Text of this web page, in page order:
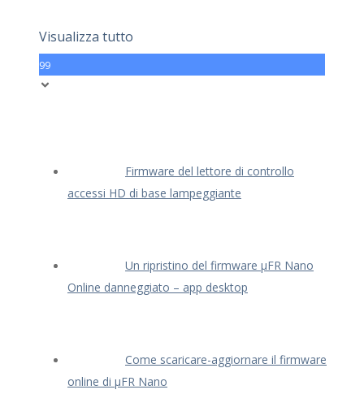
Visualizza tutto
99
Firmware del lettore di controllo
accessi HD di base lampeggiante
Un ripristino del firmware μFR Nano
Online danneggiato – app desktop
Come scaricare-aggiornare il firmware
online di μFR Nano